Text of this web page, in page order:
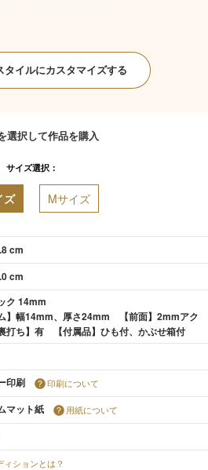
タイルにカスタマイズする
選択して作品を購入
サイズ選択：
ズ Mサイズ
cm
cm
ク 14mm
ム】幅14mm、厚さ24mm 【前面】2mmアク
打ち】有 【付属品】ひも付、かぶせ箱付
印刷 印刷について
マット紙 用紙について
ィションとは？